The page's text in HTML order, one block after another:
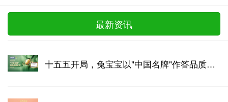
最新资讯
十五五开局，兔宝宝以"中国名牌"作答品质强国